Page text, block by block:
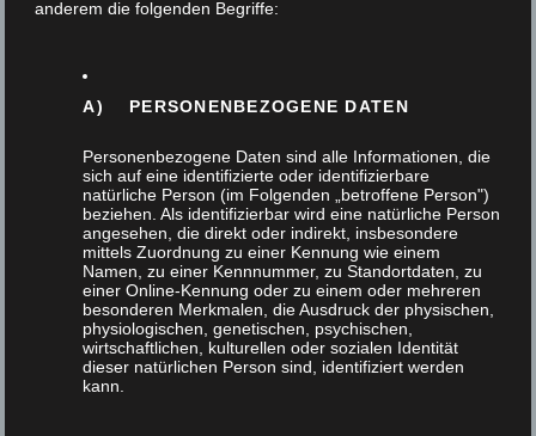
Themen
Außenanlage
anderem die folgenden Begriffe:
A) PERSONENBEZOGENE DATEN
Personenbezogene Daten sind alle Informationen, die
sich auf eine identifizierte oder identifizierbare
natürliche Person (im Folgenden „betroffene Person")
beziehen. Als identifizierbar wird eine natürliche Person
angesehen, die direkt oder indirekt, insbesondere
mittels Zuordnung zu einer Kennung wie einem
Namen, zu einer Kennnummer, zu Standortdaten, zu
einer Online-Kennung oder zu einem oder mehreren
besonderen Merkmalen, die Ausdruck der physischen,
physiologischen, genetischen, psychischen,
wirtschaftlichen, kulturellen oder sozialen Identität
dieser natürlichen Person sind, identifiziert werden
kann.